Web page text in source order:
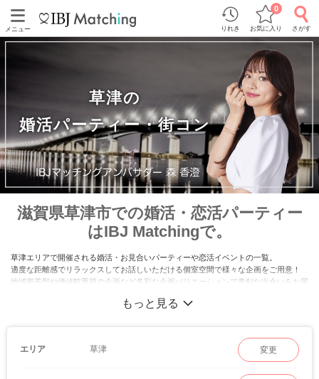
メニュー りれき お気に入り
0
さがす
草津の
婚活パーティー・街コン
滋賀県草津市での婚活・恋活パーティー
はIBJ Matchingで。
草津エリアで開催される婚活・お見合いパーティーや恋活イベントの一覧。
適度な距離感でリラックスしてお話しいただける個室空間で様々な企画をご用意！
地域密着型や価値観重視の企画など多彩な企画バリエーションで真剣な出会いをお届
もっと見る
エリア 草津 変更